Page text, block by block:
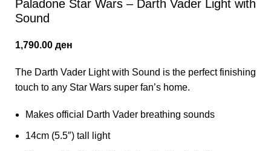
Paladone Star Wars – Darth Vader Light with
Sound
1,790.00 ден
The Darth Vader Light with Sound is the perfect finishing
touch to any Star Wars super fan’s home.
Makes official Darth Vader breathing sounds
14cm (5.5″) tall light